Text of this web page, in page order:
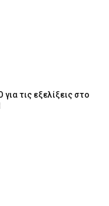
τις εξελίξεις στο